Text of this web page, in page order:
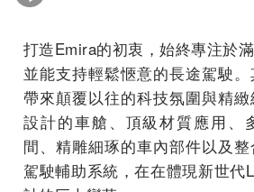
打造Emira的初衷，始終專注於
並能支持輕鬆愜意的長途駕駛
帶來顛覆以往的科技氛圍與精
設計的車艙、頂級材質應用、
間、精雕細琢的車內部件以及
駕駛輔助系統，在在體現新世代